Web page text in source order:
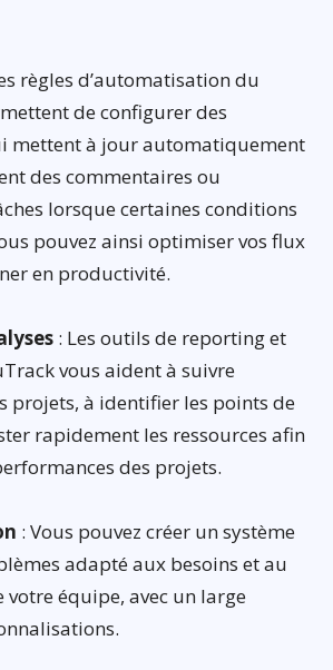
règles d’automatisation du
de configurer des
mettent à jour automatiquement
des commentaires ou
lorsque certaines conditions
pouvez ainsi optimiser vos flux
en productivité.
: Les outils de reporting et
vous aident à suivre
projets, à identifier les points de
rapidement les ressources afin
des projets.
: Vous pouvez créer un système
adapté aux besoins et au
équipe, avec un large